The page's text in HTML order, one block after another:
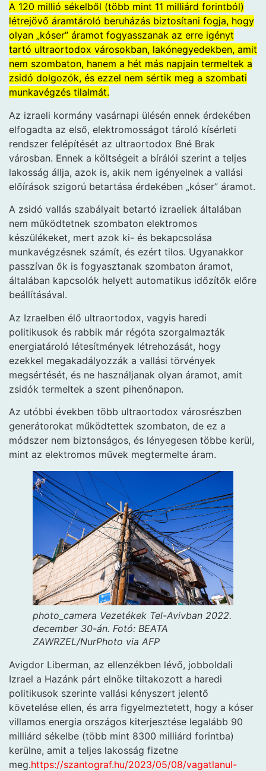
A 120 millió sékelből (több mint 11 milliárd forintból)
létrejövő áramtároló beruházás biztosítani fogja, hogy
olyan „kóser” áramot fogyasszanak az erre igényt
tartó ultraortodox városokban, lakónegyedekben, amit
nem szombaton, hanem a hét más napjain termeltek a
zsidó dolgozók, és ezzel nem sértik meg a szombati
munkavégzés tilalmát.
Az izraeli kormány vasárnapi ülésén ennek érdekében
elfogadta az első, elektromosságot tároló kísérleti
rendszer felépítését az ultraortodox Bné Brak
városban. Ennek a költségeit a bírálói szerint a teljes
lakosság állja, azok is, akik nem igényelnek a vallási
előírások szigorú betartása érdekében „kóser” áramot.
A zsidó vallás szabályait betartó izraeliek általában
nem működtetnek szombaton elektromos
készülékeket, mert azok ki- és bekapcsolása
munkavégzésnek számít, és ezért tilos. Ugyanakkor
passzívan ők is fogyasztanak szombaton áramot,
általában kapcsolók helyett automatikus időzítők előre
beállításával.
Az Izraelben élő ultraortodox, vagyis haredi
politikusok és rabbik már régóta szorgalmazták
energiatároló létesítmények létrehozását, hogy
ezekkel megakadályozzák a vallási törvények
megsértését, és ne használjanak olyan áramot, amit
zsidók termeltek a szent pihenőnapon.
Az utóbbi években több ultraortodox városrészben
generátorokat működtettek szombaton, de ez a
módszer nem biztonságos, és lényegesen többe kerül,
mint az elektromos művek megtermelte áram.
photo_camera Vezetékek Tel-Avivban 2022.
december 30-án. Fotó: BEATA
ZAWRZEL/NurPhoto via AFP
Avigdor Liberman, az ellenzékben lévő, jobboldali
Izrael a Hazánk párt elnöke tiltakozott a haredi
politikusok szerinte vallási kényszert jelentő
követelése ellen, és arra figyelmeztetett, hogy a kóser
villamos energia országos kiterjesztése legalább 90
milliárd sékelbe (több mint 8300 milliárd forintba)
kerülne, amit a teljes lakosság fizetne
meg.https://szantograf.hu/2023/05/08/vagatlanul-